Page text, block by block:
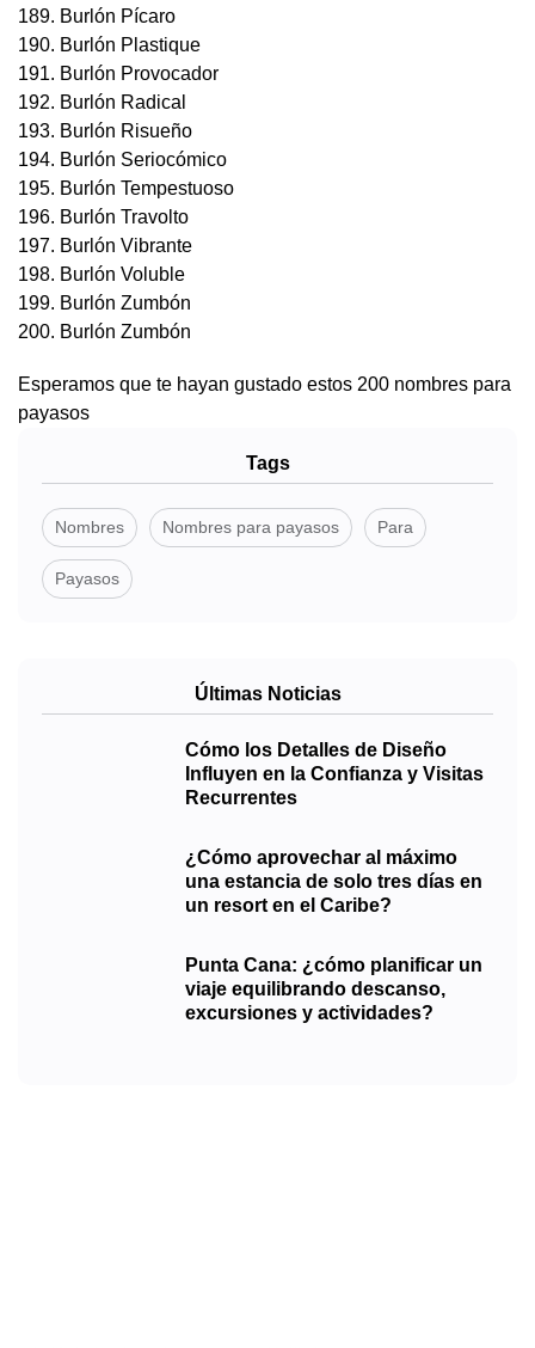
189. Burlón Pícaro
190. Burlón Plastique
191. Burlón Provocador
192. Burlón Radical
193. Burlón Risueño
194. Burlón Seriocómico
195. Burlón Tempestuoso
196. Burlón Travolto
197. Burlón Vibrante
198. Burlón Voluble
199. Burlón Zumbón
200. Burlón Zumbón
Esperamos que te hayan gustado estos 200 nombres para
payasos
Tags
Nombres Nombres para payasos Para
Payasos
Últimas Noticias
Cómo los Detalles de Diseño
Influyen en la Confianza y Visitas
Recurrentes
¿Cómo aprovechar al máximo
una estancia de solo tres días en
un resort en el Caribe?
Punta Cana: ¿cómo planificar un
viaje equilibrando descanso,
excursiones y actividades?